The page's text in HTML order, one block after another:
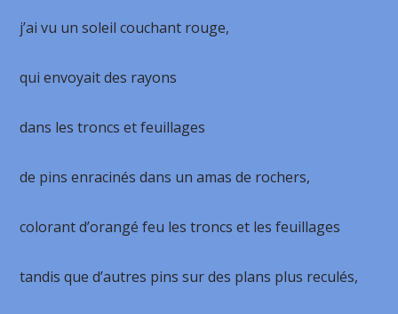
j’ai vu un soleil couchant rouge,
qui envoyait des rayons
dans les troncs et feuillages
de pins enracinés dans un amas de rochers,
colorant d’orangé feu les troncs et les feuillages
tandis que d’autres pins sur des plans plus reculés,